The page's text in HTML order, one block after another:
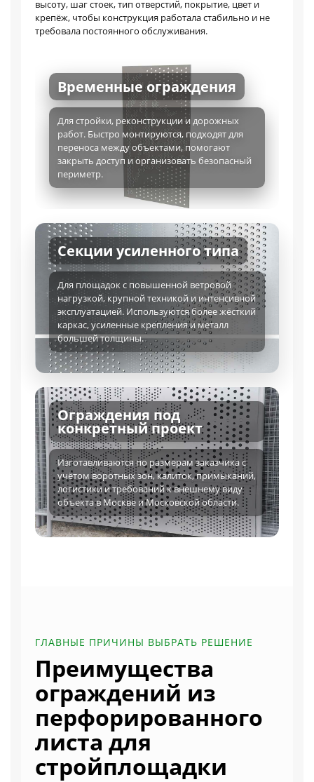
высоту, шаг стоек, тип отверстий, покрытие, цвет и
крепёж, чтобы конструкция работала стабильно и не
требовала постоянного обслуживания.
Временные ограждения
Для стройки, реконструкции и дорожных
работ. Быстро монтируются, подходят для
переноса между объектами, помогают
закрыть доступ и организовать безопасный
периметр.
Секции усиленного типа
Для площадок с повышенной ветровой
нагрузкой, крупной техникой и интенсивной
эксплуатацией. Используются более жёсткий
каркас, усиленные крепления и металл
большей толщины.
Ограждения под
конкретный проект
Изготавливаются по размерам заказчика с
учётом воротных зон, калиток, примыканий,
логистики и требований к внешнему виду
объекта в Москве и Московской области.
ГЛАВНЫЕ ПРИЧИНЫ ВЫБРАТЬ РЕШЕНИЕ
Преимущества
ограждений из
перфорированного
листа для
стройплощадки